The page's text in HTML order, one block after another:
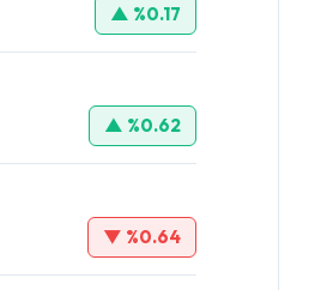
▲ %0.17
▲ %0.62
▼ %0.64